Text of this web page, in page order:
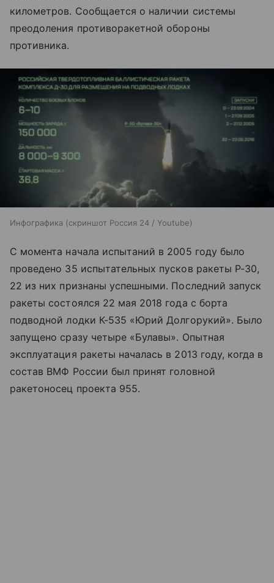
километров. Сообщается о наличии системы
преодоления противоракетной обороны
противника.
Инфографика (скриншот Россия 24 / Youtube)
С момента начала испытаний в 2005 году было
проведено 35 испытательных пусков ракеты Р-30,
22 из них признаны успешными. Последний запуск
ракеты состоялся 22 мая 2018 года с борта
подводной лодки К-535 «Юрий Долгорукий». Было
запущено сразу четыре «Булавы». Опытная
эксплуатация ракеты началась в 2013 году, когда в
состав ВМФ России был принят головной
ракетоносец проекта 955.